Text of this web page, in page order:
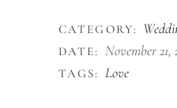
CATEGORY:
DATE: November 21,
TAGS: Love